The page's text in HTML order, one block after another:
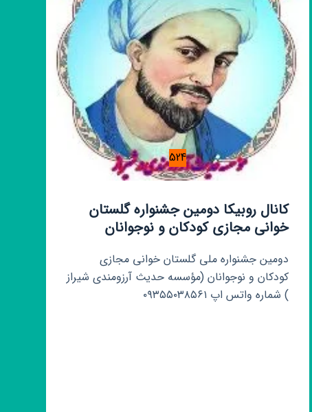
524
کانال روبیکا دومین جشنواره گلستان
خوانی مجازی کودکان و نوجوانان
دومین جشنواره ملی گلستان خوانی مجازی
کودکان و نوجوانان (مؤسسه حدیث آرزومندی شیراز
) شماره واتس اپ ۰۹۳۵۵۰۳۸۵۶۱